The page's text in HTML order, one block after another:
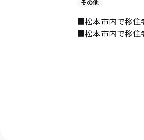
その他
■松本市内で移住
■松本市内で移住